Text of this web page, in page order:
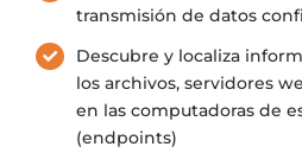
transmisión de datos
Descubre y localiza
los archivos, servidores
en las computadoras de
(endpoints)